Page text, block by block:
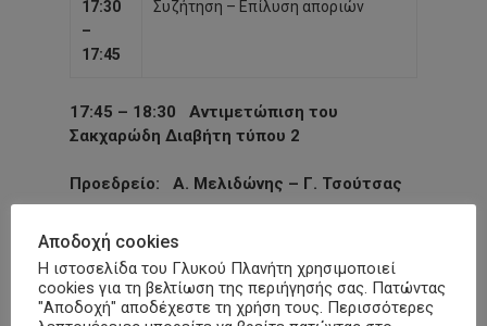
17:30
–
17:45
Συζήτηση – Επίλυση αποριών
17:45 – 18:30 Αντιμετώπιση του
Σακχαρώδη Διαβήτη τύπου 2
Προεδρείο: Α. Μελιδώνης – Γ. Τσούτσας
17:45 –
18:05
Νεότερα δεδομένα στη
θεραπευτική αντιμετώπιση του
ΣΔ2
Α. Μελιδώνης
Αποδοχή cookies
Η ιστοσελίδα του Γλυκού Πλανήτη χρησιμοποιεί
cookies για τη βελτίωση της περιήγησής σας. Πατώντας
"Αποδοχή" αποδέχεστε τη χρήση τους. Περισσότερες